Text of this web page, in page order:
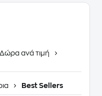
Δώρα ανά τιμή
Best Sellers